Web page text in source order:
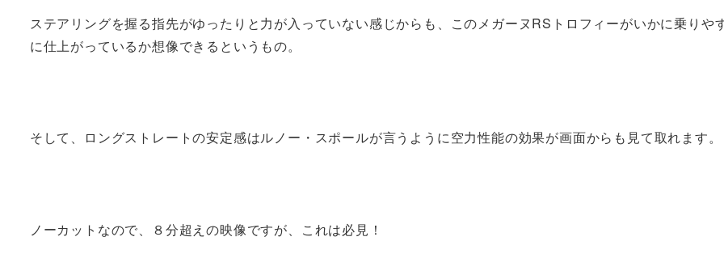
ステアリングを握る指先がゆったりと力が入っていない感じからも、このメガーヌRSトロフィーがいかに乗りや
に仕上がっているか想像できるというもの。
そして、ロングストレートの安定感はルノー・スポールが言うように空力性能の効果が画面からも見て取れます。
ノーカットなので、８分超えの映像ですが、これは必見！